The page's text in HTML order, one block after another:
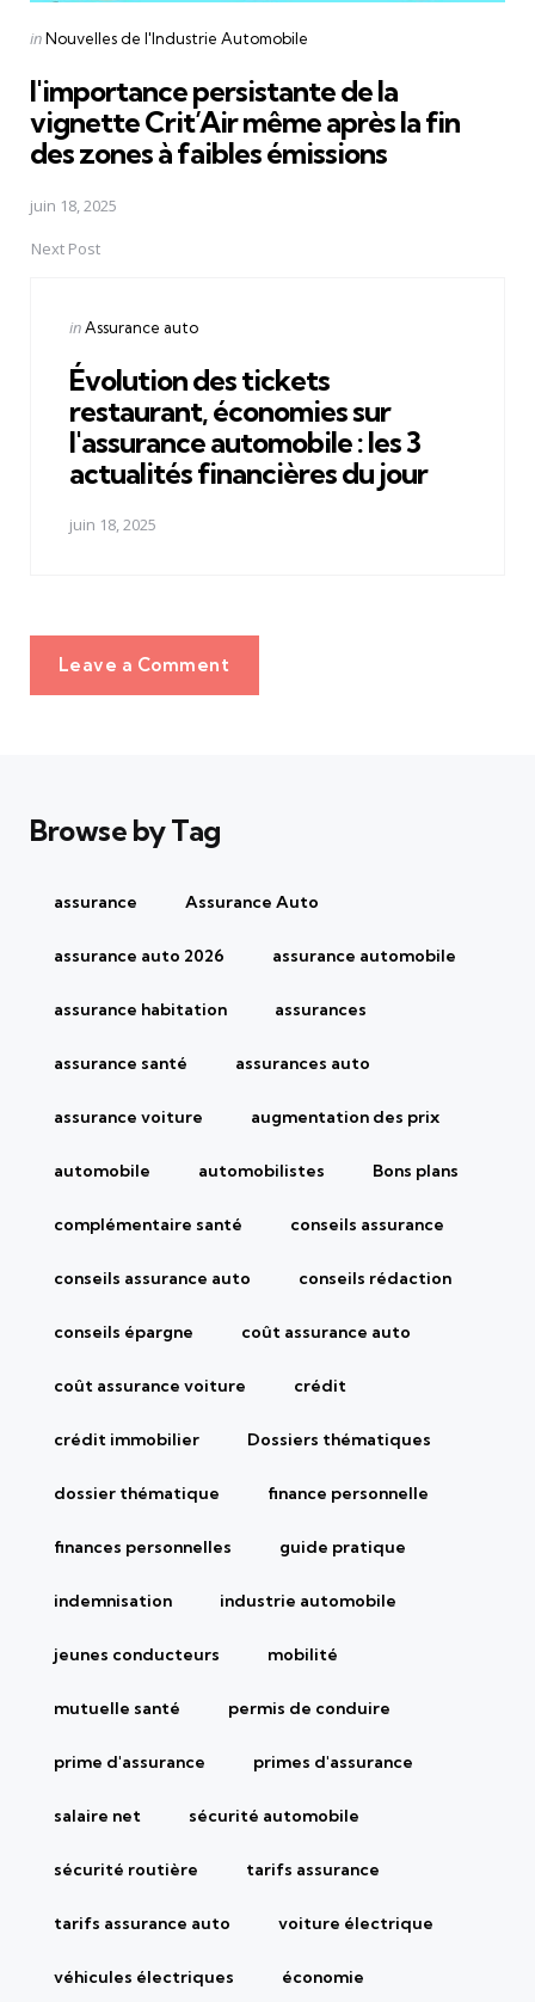
Posted
inNouvelles de l'Industrie Automobile
l'importance persistante de la
vignette Crit’Air même après la fin
des zones à faibles émissions
juin 18, 2025
Next Post
Posted
inAssurance auto
Évolution des tickets
restaurant, économies sur
l'assurance automobile : les 3
actualités financières du jour
juin 18, 2025
Leave a Comment
Browse by Tag
assurance Assurance Auto
assurance auto 2026 assurance automobile
assurance habitation assurances
assurance santé assurances auto
assurance voiture augmentation des prix
automobile automobilistes Bons plans
complémentaire santé conseils assurance
conseils assurance auto conseils rédaction
conseils épargne coût assurance auto
coût assurance voiture crédit
crédit immobilier Dossiers thématiques
dossier thématique finance personnelle
finances personnelles guide pratique
indemnisation industrie automobile
jeunes conducteurs mobilité
mutuelle santé permis de conduire
prime d'assurance primes d'assurance
salaire net sécurité automobile
sécurité routière tarifs assurance
tarifs assurance auto voiture électrique
véhicules électriques économie